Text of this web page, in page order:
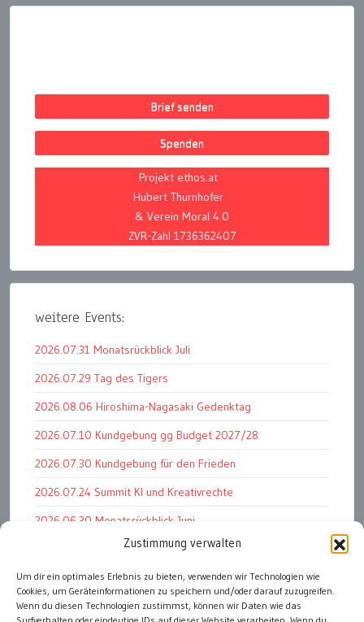
Zustimmung verwalten
Um dir ein optimales Erlebnis zu bieten, verwenden wir Technologien wie
Cookies, um Geräteinformationen zu speichern und/oder darauf zuzugreifen.
Wenn du diesen Technologien zustimmst, können wir Daten wie das
Brief senden
Spenden
Projekt ethos.at
Hubert Thurnhofer
& Verein Moral 4.0
ZVR-Zahl 1736362407
weitere Events:
2026.07.31 Monatsrückblick Juli
2026.07.29 Tag des Tigers
2026.08.06 Hiroshima-Nagasaki Gedenktag
2026.07.10 Kundgebung gg Budget 2027/28
2026.07.30 Kundgebung für den Frieden
2026.07.24 Summit KI und Kreativrechte
2026.06.30 Monatsrückblick Juni
2026.07.11 Worauf es letztlich ankommt
2026.07.01 Markenwert Studie 2026
2026.07.07 Open Space im Weltmuseum